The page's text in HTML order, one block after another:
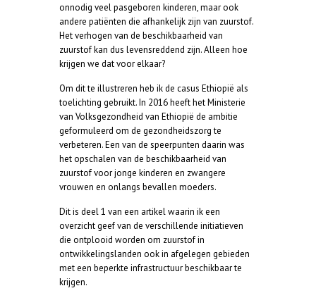
onnodig veel pasgeboren kinderen, maar ook
andere patiënten die afhankelijk zijn van zuurstof.
Het verhogen van de beschikbaarheid van
zuurstof kan dus levensreddend zijn. Alleen hoe
krijgen we dat voor elkaar?
Om dit te illustreren heb ik de casus Ethiopië als
toelichting gebruikt. In 2016 heeft het Ministerie
van Volksgezondheid van Ethiopië de ambitie
geformuleerd om de gezondheidszorg te
verbeteren. Een van de speerpunten daarin was
het opschalen van de beschikbaarheid van
zuurstof voor jonge kinderen en zwangere
vrouwen en onlangs bevallen moeders.
Dit is deel 1 van een artikel waarin ik een
overzicht geef van de verschillende initiatieven
die ontplooid worden om zuurstof in
ontwikkelingslanden ook in afgelegen gebieden
met een beperkte infrastructuur beschikbaar te
krijgen.